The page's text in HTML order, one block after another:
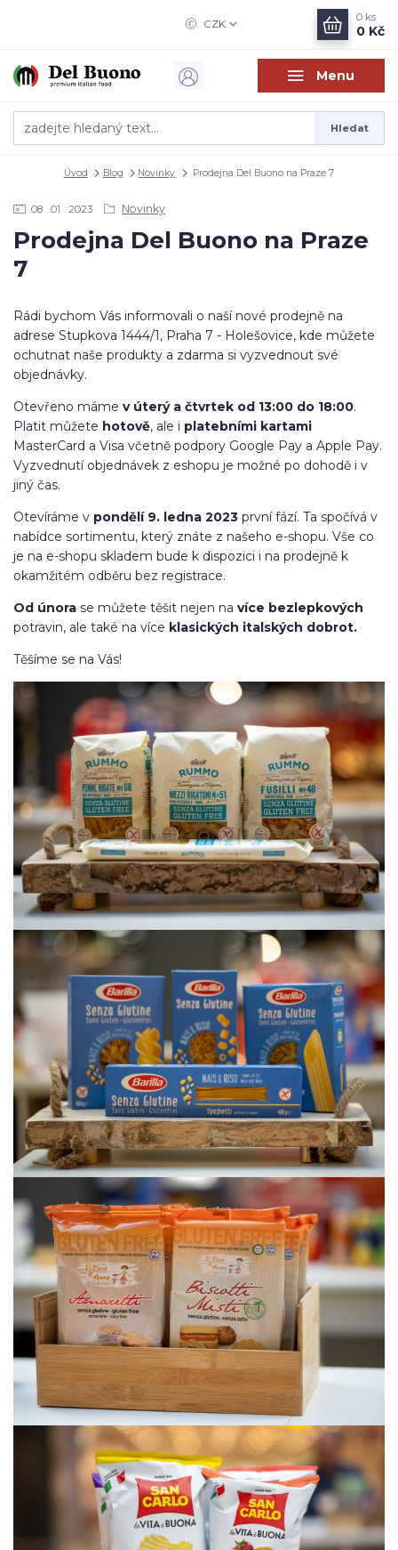
Menu
CZK
Hledat
0 ks
0 Kč
Úvod Blog Novinky Prodejna Del Buono na Praze 7
08 01 2023 Novinky
Prodejna Del Buono na Praze
7
Rádi bychom Vás informovali o naší nové prodejně na
adrese Stupkova 1444/1, Praha 7 - Holešovice, kde můžete
ochutnat naše produkty a zdarma si vyzvednout své
objednávky.
Otevřeno máme v úterý a čtvrtek od 13:00 do 18:00.
Platit můžete hotově, ale i platebními kartami
MasterCard a Visa včetně podpory Google Pay a Apple Pay.
Vyzvednutí objednávek z eshopu je možné po dohodě i v
jiný čas.
Otevíráme v pondělí 9. ledna 2023 první fází. Ta spočívá v
nabídce sortimentu, který znáte z našeho e-shopu. Vše co
je na e-shopu skladem bude k dispozici i na prodejně k
okamžitém odběru bez registrace.
Od února se můžete těšit nejen na více bezlepkových
potravin, ale také na více klasických italských dobrot.
Těšíme se na Vás!